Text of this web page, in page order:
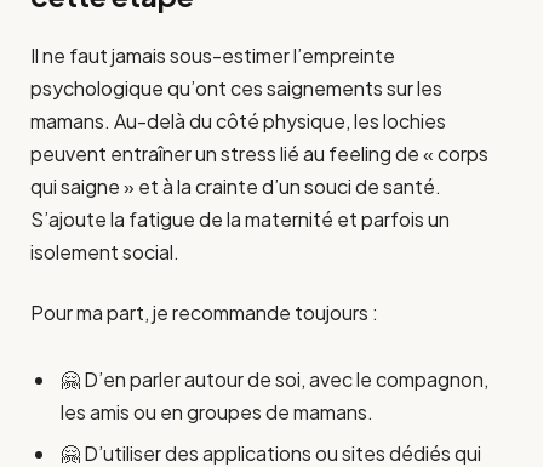
Il ne faut jamais sous-estimer l’empreinte
psychologique qu’ont ces saignements sur les
mamans. Au-delà du côté physique, les lochies
peuvent entraîner un stress lié au feeling de « corps
qui saigne » et à la crainte d’un souci de santé.
S’ajoute la fatigue de la maternité et parfois un
isolement social.
Pour ma part, je recommande toujours :
🤗 D’en parler autour de soi, avec le compagnon,
les amis ou en groupes de mamans.
🤗 D’utiliser des applications ou sites dédiés qui